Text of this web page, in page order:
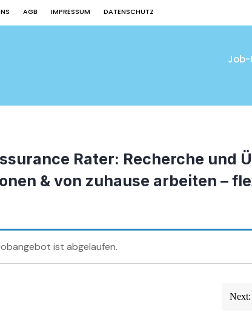
AGB IMPRESSUM DATENSCHUTZ
Job-
Rater: Recherche und
& von zuhause arbeiten –
ist abgelaufen.
Next: